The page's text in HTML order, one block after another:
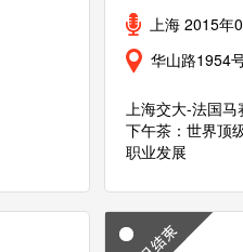
上海 2015年
华山路1954
上海交大-法国马
下午茶：世界顶
职业发展